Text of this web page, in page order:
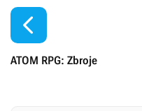

ATOM RPG: Zbroje